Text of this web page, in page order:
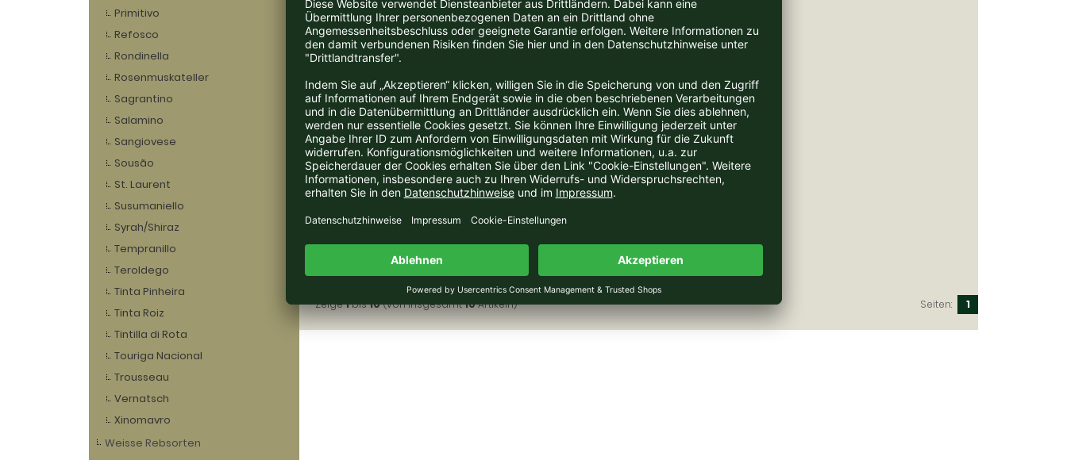
2018 Nizza DOCG Riserva
Doppelmagnum, Tenuta Olim
Bauda
Lieferzeit:2-3 Tage
145,00 EUR
48,33 EUR pro Liter
Zeige1bis10(von insgesamt10Artikeln) Seiten: 1
Primitivo
Refosco
Rondinella
Rosenmuskateller
Sagrantino
Salamino
Sangiovese
Sousão
St. Laurent
Susumaniello
Syrah/Shiraz
Tempranillo
Teroldego
Tinta Pinheira
Tinta Roiz
Tintilla di Rota
Touriga Nacional
Trousseau
Vernatsch
Xinomavro
Weisse Rebsorten